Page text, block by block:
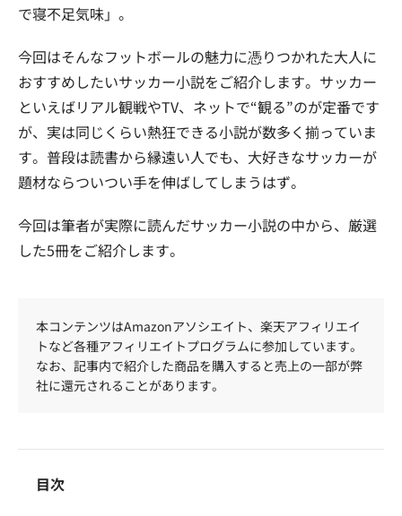
で寝不足気味」。
今回はそんなフットボールの魅力に憑りつかれた大人に
おすすめしたいサッカー小説をご紹介します。サッカー
といえばリアル観戦やTV、ネットで“観る”のが定番です
が、実は同じくらい熱狂できる小説が数多く揃っていま
す。普段は読書から縁遠い人でも、大好きなサッカーが
題材ならついつい手を伸ばしてしまうはず。
今回は筆者が実際に読んだサッカー小説の中から、厳選
した5冊をご紹介します。
本コンテンツはAmazonアソシエイト、楽天アフィリエイ
トなど各種アフィリエイトプログラムに参加しています。
なお、記事内で紹介した商品を購入すると売上の一部が弊
社に還元されることがあります。
目次